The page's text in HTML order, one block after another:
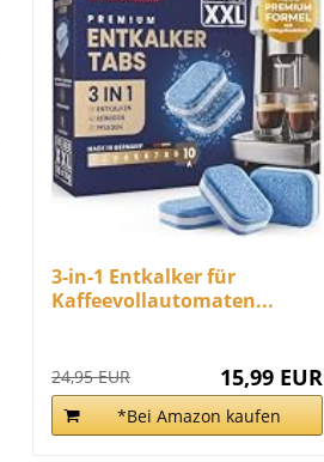
3-in-1 Entkalker für
Kaffeevollautomaten...
24,95 EUR 15,99 EUR
*Bei Amazon kaufen